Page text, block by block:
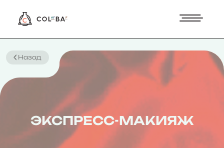
ЭКСПРЕСС-МАКИЯЖ
Назад